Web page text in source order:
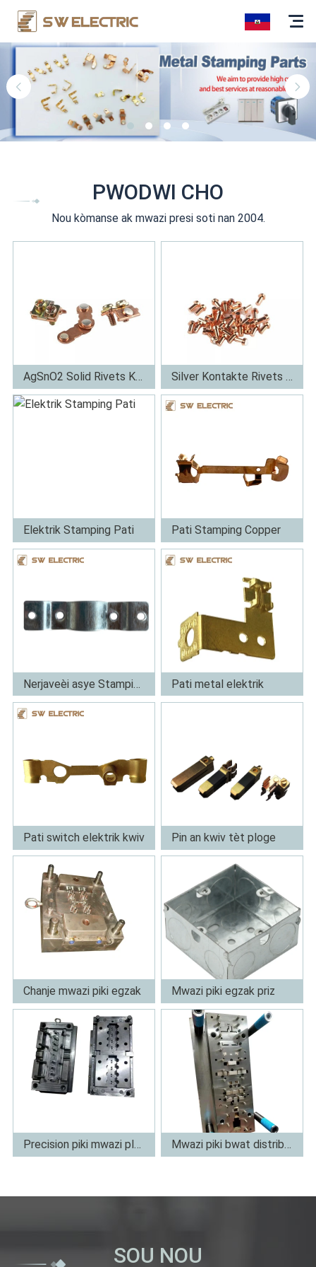
PWODWI CHO
Nou kòmanse ak mwazi presi soti nan 2004.
Plis
AgSnO2 Solid Rivets Kontak Pou Sockets
Plis
Silver Kontakte Rivets pou switch
Plis
Elektrik Stamping Pati
Plis
Pati Stamping Copper
Plis
Pati metal elektrik
Pati switch elektrik kwiv Pin an kwiv tèt ploge
Plis
Chanje mwazi piki egzak
Plis
Mwazi piki egzak priz
Precision piki mwazi ploge Mwazi piki bwat distribisyon
SOU NOU